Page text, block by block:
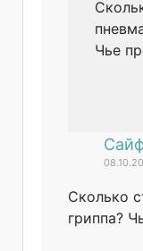
Чье
Сколько
гриппа?